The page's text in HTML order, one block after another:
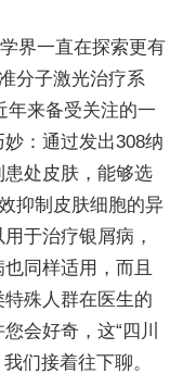
界一直在探索更有
分子激光治疗系
年来备受关注的一
：通过发出308纳
处皮肤，能够选
抑制皮肤细胞的异
于治疗银屑病，
同样适用，而且
殊人群在医生的
会好奇，这“四川
们接着往下聊。